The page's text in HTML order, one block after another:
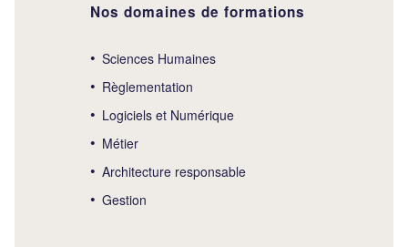
Nos domaines de formations
Sciences Humaines
Règlementation
Logiciels et Numérique
Métier
Architecture responsable
Gestion